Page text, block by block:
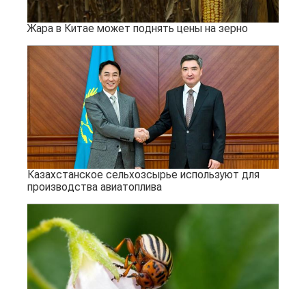
Жара в Китае может поднять цены на зерно
Казахстанское сельхозсырье используют для
производства авиатоплива